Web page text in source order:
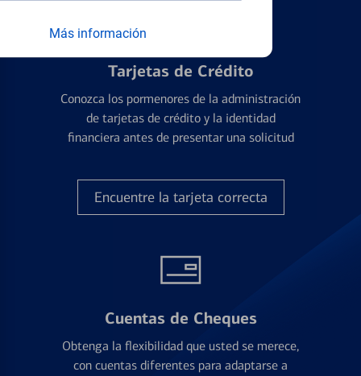
Más información
Tarjetas de Crédito
Conozca los pormenores de la administración
de tarjetas de crédito y la identidad
financiera antes de presentar una solicitud
Encuentre la tarjeta correcta
Cuentas de Cheques
Obtenga la flexibilidad que usted se merece,
con cuentas diferentes para adaptarse a